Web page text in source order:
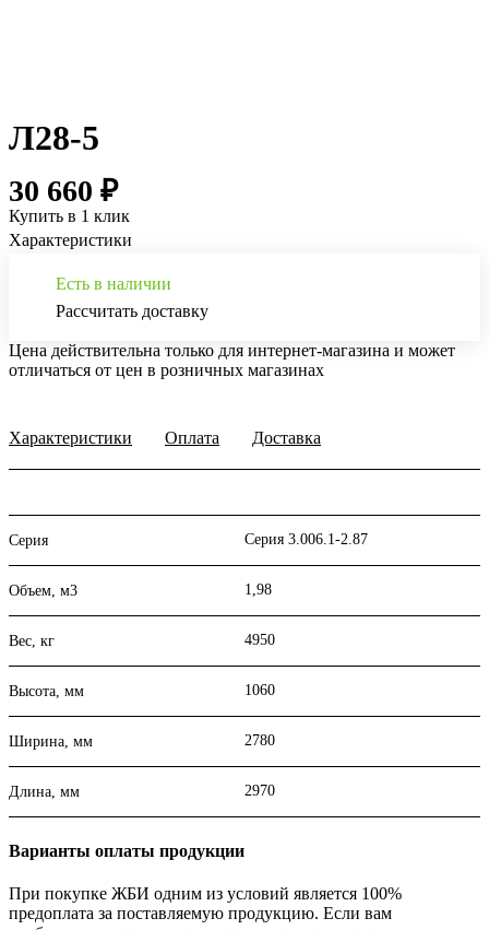
Л28-5
30 660 ₽
Купить в 1 клик
Характеристики
Есть в наличии
Рассчитать доставку
Цена действительна только для интернет-магазина и может
отличаться от цен в розничных магазинах
Характеристики Оплата Доставка
Серия Серия 3.006.1-2.87
Объем, м3 1,98
Вес, кг 4950
Высота, мм 1060
Ширина, мм 2780
Длина, мм 2970
Варианты оплаты продукции
При покупке ЖБИ одним из условий является 100%
предоплата за поставляемую продукцию. Если вам